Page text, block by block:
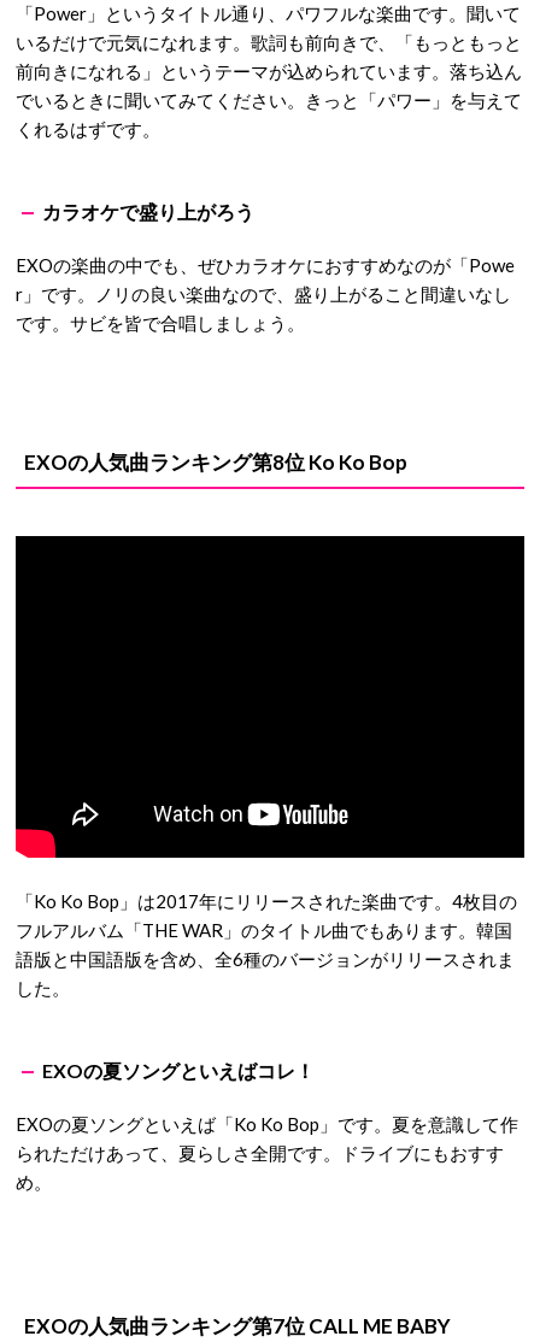
「Power」というタイトル通り、パワフルな楽曲です。聞いて
いるだけで元気になれます。歌詞も前向きで、「もっともっと
前向きになれる」というテーマが込められています。落ち込ん
でいるときに聞いてみてください。きっと「パワー」を与えて
くれるはずです。
カラオケで盛り上がろう
EXOの楽曲の中でも、ぜひカラオケにおすすめなのが「Powe
r」です。ノリの良い楽曲なので、盛り上がること間違いなし
です。サビを皆で合唱しましょう。
EXOの人気曲ランキング第8位 Ko Ko Bop
「Ko Ko Bop」は2017年にリリースされた楽曲です。4枚目の
フルアルバム「THE WAR」のタイトル曲でもあります。韓国
語版と中国語版を含め、全6種のバージョンがリリースされま
した。
EXOの夏ソングといえばコレ！
EXOの夏ソングといえば「Ko Ko Bop」です。夏を意識して作
られただけあって、夏らしさ全開です。ドライブにもおすす
め。
EXOの人気曲ランキング第7位 CALL ME BABY